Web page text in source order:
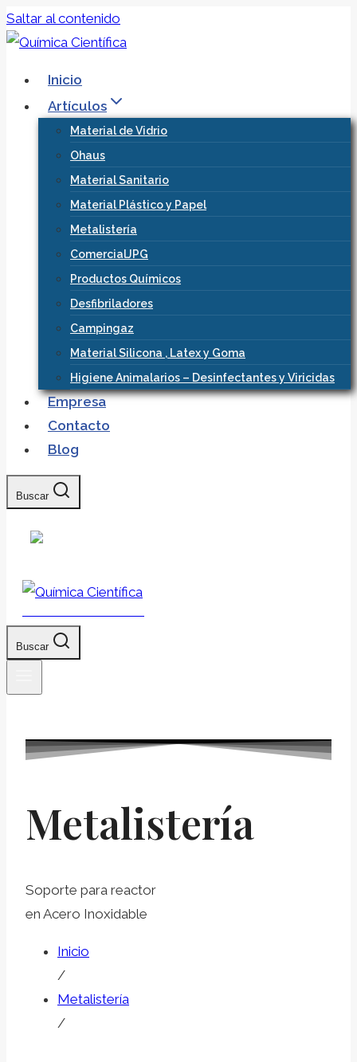
Saltar al contenido
Inicio
Artículos
Material de Vidrio
Ohaus
Material Sanitario
Material Plástico y Papel
Metalistería
ComercialJPG
Productos Químicos
Desfibriladores
Campingaz
Material Silicona , Latex y Goma
Higiene Animalarios – Desinfectantes y Viricidas
Empresa
Contacto
Blog
Buscar
Buscar
Metalistería
Soporte para reactor
en Acero Inoxidable
Inicio
/
Metalistería
/